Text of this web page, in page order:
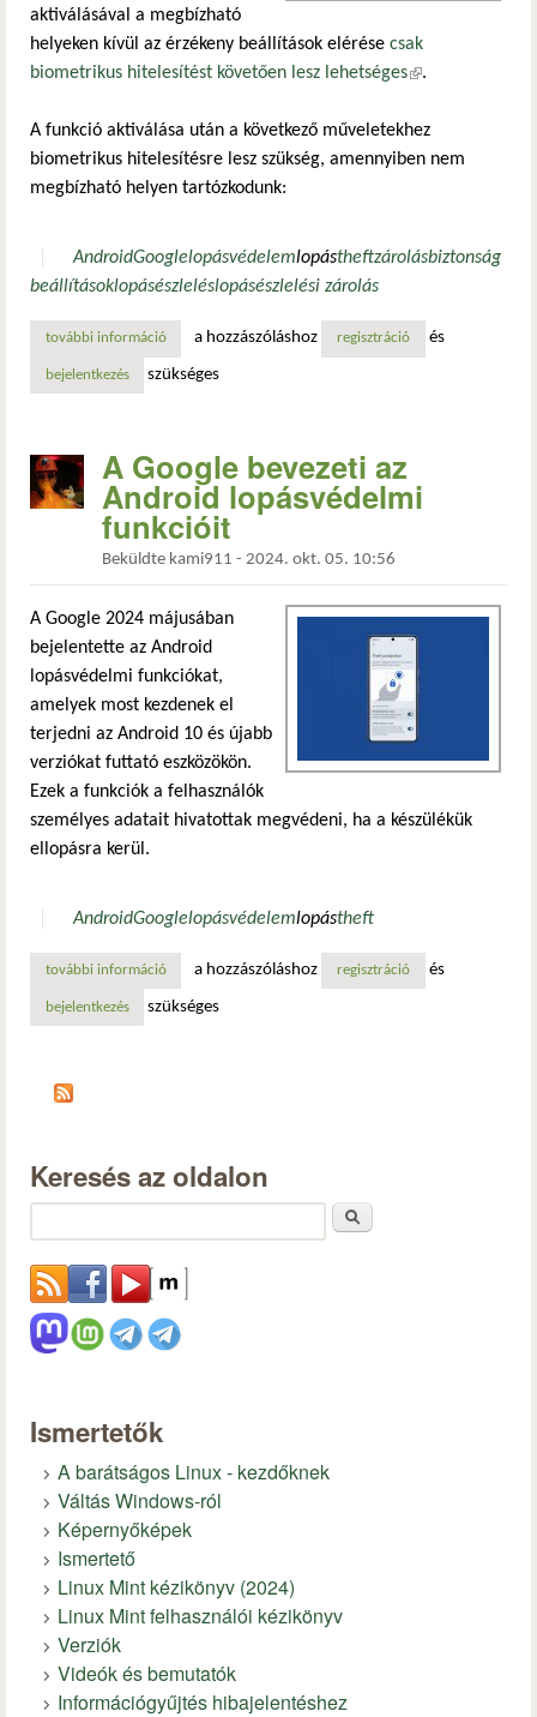
aktiválásával a megbízható
helyeken kívül az érzékeny beállítások elérése csak
biometrikus hitelesítést követően lesz lehetséges(külső
.
A funkció aktiválása után a következő műveletekhez
biometrikus hitelesítésre lesz szükség, amennyiben nem
megbízható helyen tartózkodunk:
AndroidGooglelopásvédelemlopástheftzárolásbiztonság
beállításoklopásészleléslopásészlelési zárolás
további információaz android új funkciója zárolja az eszközbeállításokat, ha
a hozzászóláshoz regisztráció és
bejelentkezés szükséges
A Google bevezeti az
Android lopásvédelmi
funkcióit
Beküldte kami911 - 2024. okt. 05. 10:56
A Google 2024 májusában
bejelentette az Android
lopásvédelmi funkciókat,
amelyek most kezdenek el
terjedni az Android 10 és újabb
verziókat futtató eszközökön.
Ezek a funkciók a felhasználók
személyes adatait hivatottak megvédeni, ha a készülékük
ellopásra kerül.
AndroidGooglelopásvédelemlopástheft
további információa google bevezeti az android lopásvédelmi funkcióit
a hozzászóláshoz regisztráció és
bejelentkezés szükséges
Keresés az oldalon
Ismertetők
A barátságos Linux - kezdőknek
Váltás Windows-ról
Képernyőképek
Ismertető
Linux Mint kézikönyv (2024)
Linux Mint felhasználói kézikönyv
Verziók
Videók és bemutatók
Információgyűjtés hibajelentéshez